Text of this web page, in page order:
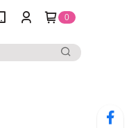
0